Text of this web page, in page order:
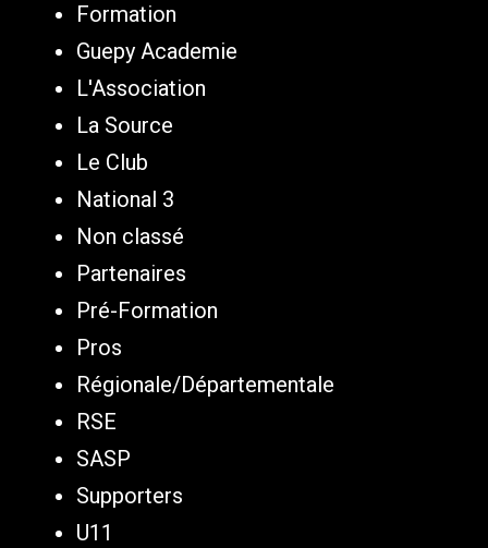
Formation
Guepy Academie
L'Association
La Source
Le Club
National 3
Non classé
Partenaires
Pré-Formation
Pros
Régionale/Départementale
RSE
SASP
Supporters
U11